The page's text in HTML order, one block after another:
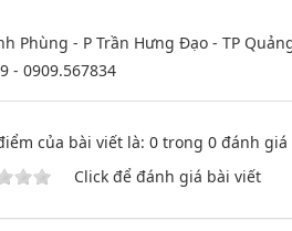
Phùng - P Trần Hưng Đạo - TP
- 0909.567834
của bài viết là: 0 trong 0 đánh giá
Click để đánh giá bài viết